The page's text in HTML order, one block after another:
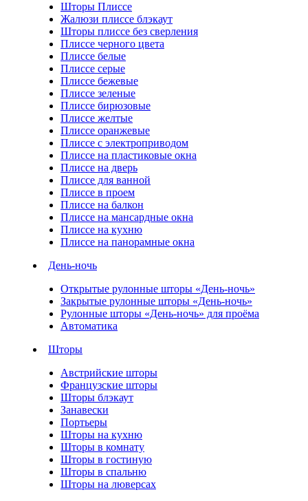
Шторы Плиссе
Жалюзи плиссе блэкаут
Шторы плиссе без сверления
Плиссе черного цвета
Плиссе белые
Плиссе серые
Плиссе бежевые
Плиссе зеленые
Плиссе бирюзовые
Плиссе желтые
Плиссе оранжевые
Плиссе с электроприводом
Плиссе на пластиковые окна
Плиссе на дверь
Плиссе для ванной
Плиссе в проем
Плиссе на балкон
Плиссе на мансардные окна
Плиссе на кухню
Плиссе на панорамные окна
День-ночь
Открытые рулонные шторы «День-ночь»
Закрытые рулонные шторы «День-ночь»
Рулонные шторы «День-ночь» для проёма
Автоматика
Шторы
Австрийские шторы
Французские шторы
Шторы блэкаут
Занавески
Портьеры
Шторы на кухню
Шторы в комнату
Шторы в гостиную
Шторы в спальню
Шторы на люверсах